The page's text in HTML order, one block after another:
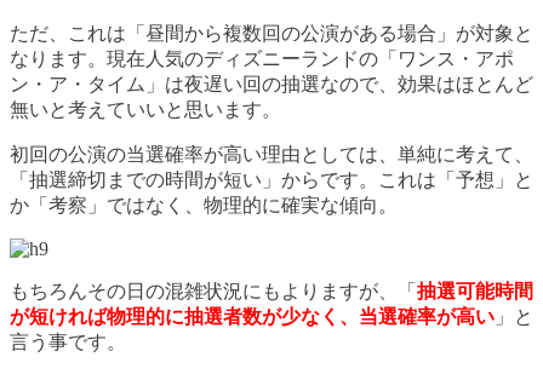
ただ、これは「昼間から複数回の公演がある場合」が対象と
なります。現在人気のディズニーランドの「ワンス・アポ
ン・ア・タイム」は夜遅い回の抽選なので、効果はほとんど
無いと考えていいと思います。
初回の公演の当選確率が高い理由としては、単純に考えて、
「抽選締切までの時間が短い」からです。これは「予想」と
か「考察」ではなく、物理的に確実な傾向。
もちろんその日の混雑状況にもよりますが、「 抽選可能時間
が短ければ物理的に抽選者数が少なく、当選確率が高い 」と
言う事です。